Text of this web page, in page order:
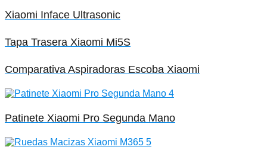
Xiaomi Inface Ultrasonic
Tapa Trasera Xiaomi Mi5S
Comparativa Aspiradoras Escoba Xiaomi
Patinete Xiaomi Pro Segunda Mano